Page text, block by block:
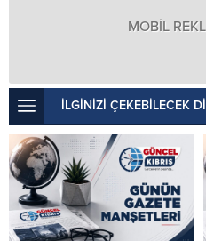
MOBİL
İLGİNİZİ ÇEKEBİLECEK